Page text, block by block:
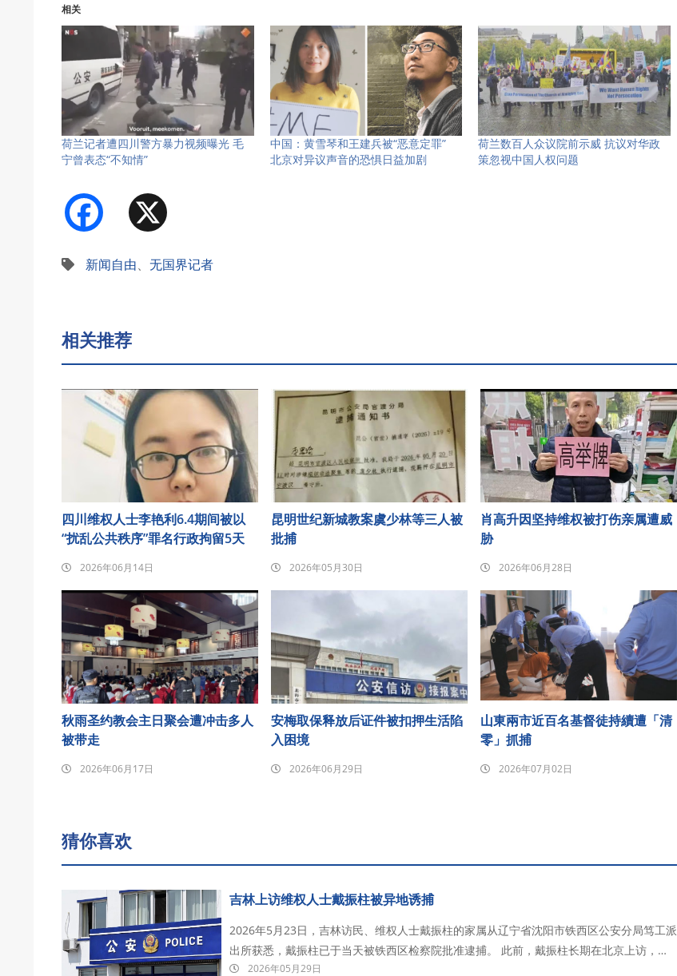
相关
荷兰记者遭四川警方暴力视频曝光 毛
宁曾表态“不知情”
中国：黄雪琴和王建兵被“恶意定罪”
北京对异议声音的恐惧日益加剧
荷兰数百人众议院前示威 抗议对华政
策忽视中国人权问题
Facebook
新闻自由、 无国界记者
相关推荐
四川维权人士李艳利6.4期间被以
“扰乱公共秩序”罪名行政拘留5天
2026年06月14日
昆明世纪新城教案虞少林等三人被
批捕
2026年05月30日
肖高升因坚持维权被打伤亲属遭威
胁
2026年06月28日
秋雨圣约教会主日聚会遭冲击多人
被带走
2026年06月17日
安梅取保释放后证件被扣押生活陷
入困境
2026年06月29日
山東兩市近百名基督徒持續遭「清
零」抓捕
2026年07月02日
猜你喜欢
吉林上访维权人士戴振柱被异地诱捕
2026年5月23日，吉林访民、维权人士戴振柱的家属从辽宁省沈阳市铁西区公安分局笃工派
出所获悉，戴振柱已于当天被铁西区检察院批准逮捕。 此前，戴振柱长期在北京上访，恰
逢川普总统访华前夕，被北京警察送至久敬庄分流中心。2026年4月15日中午，沈阳市铁西
2026年05月29日